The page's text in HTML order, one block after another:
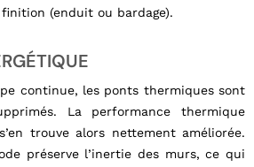
(enduit ou bardage).
continue, les ponts thermiques sont
La performance thermique
trouve alors nettement améliorée.
préserve l’inertie des murs, ce qui